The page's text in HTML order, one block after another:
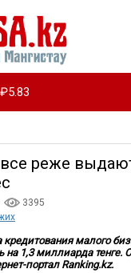
₽5.83
реже
3395
малого
на 1,3 миллиарда тенге.
портал Ranking.kz.